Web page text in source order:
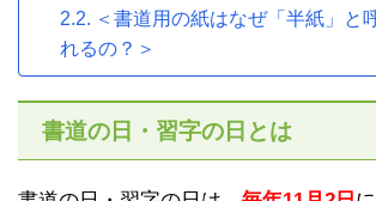
＜書道用の紙はなぜ「半紙」と
れるの？＞
書道の日・習字の日とは